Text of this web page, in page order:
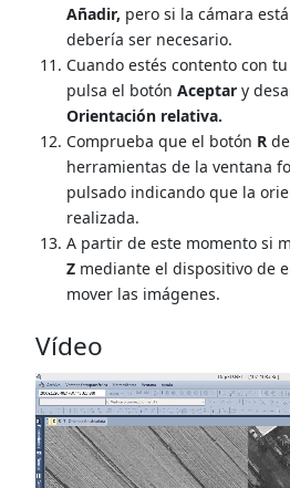
Añadir, pero si la cámara
debería ser necesario.
Cuando estés contento con
pulsa el botón Aceptary
Orientación relativa.
Comprueba que el botón Rde
herramientas de la ventana
pulsado indicando que la
realizada.
A partir de este momento si
Zmediante el dispositivo de
mover las imágenes.
Vídeo